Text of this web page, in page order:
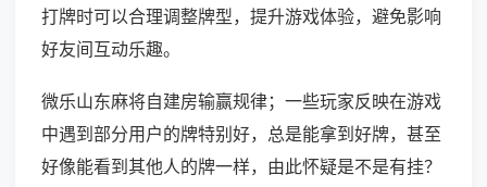
打牌时可以合理调整牌型，提升游戏体验，避免影响
好友间互动乐趣。
微乐山东麻将自建房输赢规律；一些玩家反映在游戏
中遇到部分用户的牌特别好，总是能拿到好牌，甚至
好像能看到其他人的牌一样，由此怀疑是不是有挂？